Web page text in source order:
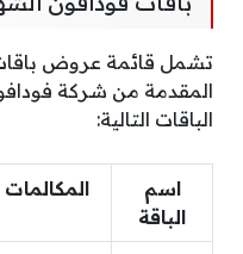
تشمل قائمة عروض
المقدمة من شركة
الباقات التالية:
اسم
الباقة
المكالمات